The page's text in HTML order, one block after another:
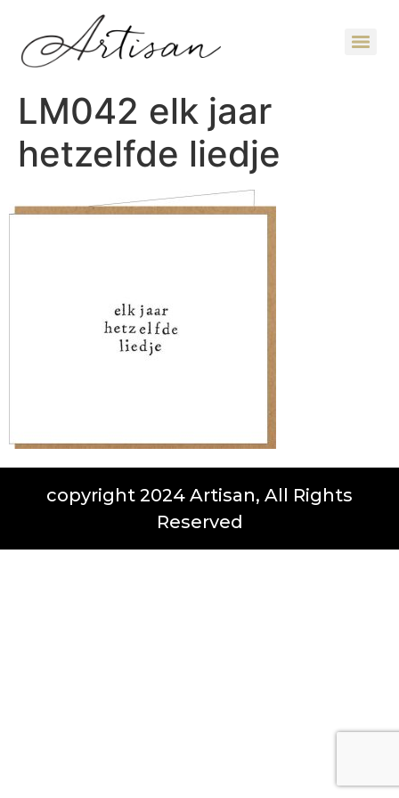
LM042 elk jaar
hetzelfde liedje
copyright 2024 Artisan, All Rights
Reserved